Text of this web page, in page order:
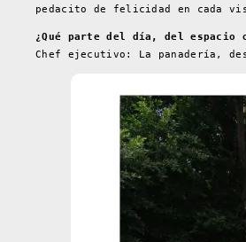
pedacito de felicidad en cada
¿Qué parte del día, del espacio
Chef ejecutivo: La panadería,